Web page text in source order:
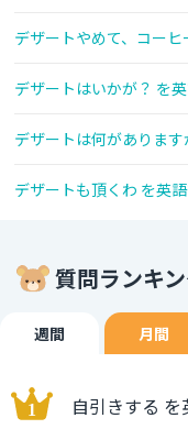
デザートやめて、コー
デザートはいかが？ を
デザートは何がありま
デザートも頂くわ を英
質問ランキ
週間 月間
自引きする